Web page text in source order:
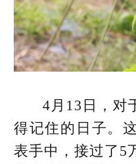
4月13日，对
得记住的日子。
表手中，接过了5